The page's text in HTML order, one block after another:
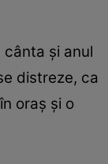
și anul
distreze, ca
oraș și o